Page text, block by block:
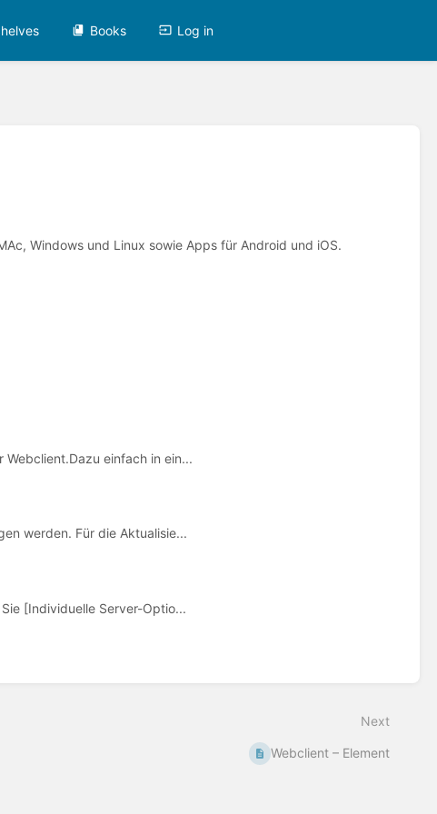
Books Log in
Windows und Linux sowie Apps für Android und iOS.
einfach in ein...
werden. Für die Aktualisie...
[Individuelle Server-Optio...
Next
Webclient – Element